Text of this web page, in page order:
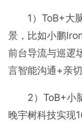
1）ToB+大
景，比如小鹏
前台导流与巡逻
言智能沟通+亲切
2）ToB+小
晚宇树科技实现